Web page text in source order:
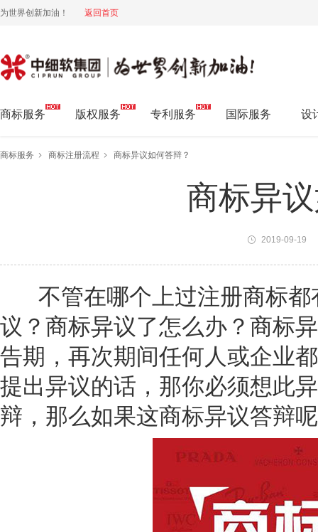
为世界创新加油！ 返回首页
中细软集团 为世界创新加油!
商标服务 版权服务 专利服务 国际服务 设
商标服务 商标注册流程 商标异议如何答辩？
商标异
2019-09-19
不管在哪个上过注册商标都
议？商标异议了怎么办？商标
告期，再次期间任何人或企业
提出异议的话，那你必须想此
辩，那么如果这商标异议答辩